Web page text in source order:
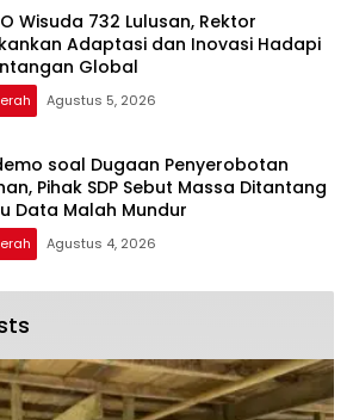
Wisuda 732 Lulusan, Rektor
Adaptasi dan Inovasi Hadapi
Global
Agustus 5, 2026
soal Dugaan Penyerobotan
Pihak SDP Sebut Massa Ditantang
Data Malah Mundur
Agustus 4, 2026